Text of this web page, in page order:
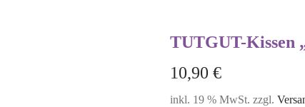
TUTGUT-Kissen
10,90 €
inkl. 19 % MwSt. zzgl.